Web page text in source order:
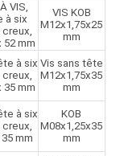
VIS,
à six
creux,
52 mm
VIS KOB
M12x1,75x25
mm
à six
creux,
35 mm
Vis sans tête
M12x1,75x35
mm
à six
creux,
mm
KOB
M08x1,25x35
mm